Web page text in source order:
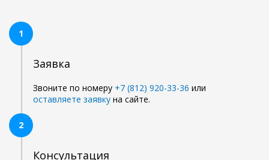
1
Заявка
Звоните по номеру +7 (812) 920-33-36 или
оставляете заявку на сайте.
2
Консультация